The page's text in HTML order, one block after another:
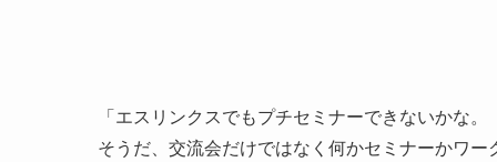
「エスリンクスでもプチセミナーできないかな。
そうだ、交流会だけではなく何かセミナーかワー